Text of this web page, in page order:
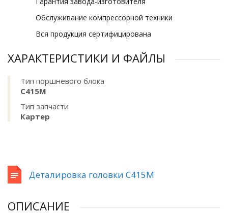
Обслуживание компрессорной техники
Вся продукция сертифицирована
ХАРАКТЕРИСТИКИ И ФАЙЛЫ
Тип поршневого блока
С415М
Тип запчасти
Картер
Деталировка головки С415М
ОПИСАНИЕ